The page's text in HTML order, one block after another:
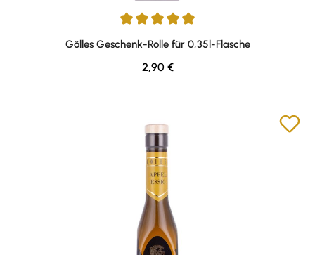
Durchschnittliche Bewertung von 5 von 5 Sternen
Gölles Geschenk-Rolle für 0,35l-Flasche
Regulärer Preis:
2,90 €